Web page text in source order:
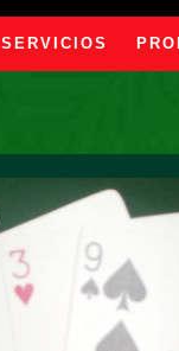
SERVICIOS